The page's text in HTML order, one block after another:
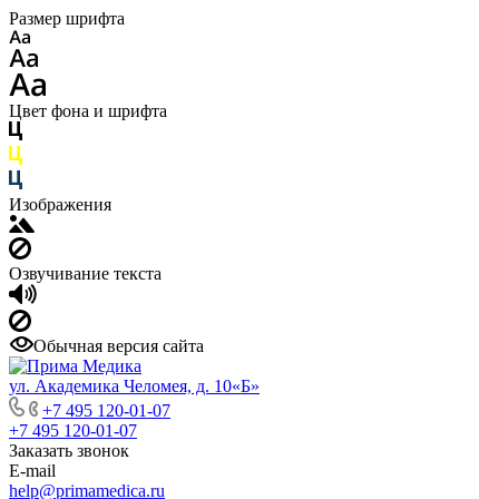
Размер шрифта
Цвет фона и шрифта
Изображения
Озвучивание текста
Обычная версия сайта
ул. Академика Челомея, д. 10«Б»
+7 495 120-01-07
+7 495 120-01-07
Заказать звонок
E-mail
help@primamedica.ru